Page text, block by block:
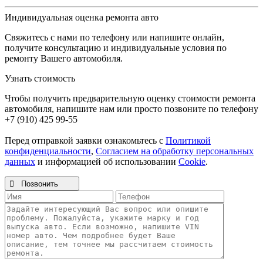
Индивидуальная оценка ремонта авто
Свяжитесь с нами по телефону или напишите онлайн,
получите консультацию и индивидуальные условия по
ремонту Вашего автомобиля.
Узнать стоимость
Чтобы получить предварительную оценку стоимости ремонта
автомобиля, напишите нам или просто позвоните по телефону
+7 (910) 425 99-55
Перед отправкой заявки ознакомьтесь с Политикой
конфиденциальности, Согласием на обработку персональных
данных и информацией об использовании Cookie.
 Позвонить